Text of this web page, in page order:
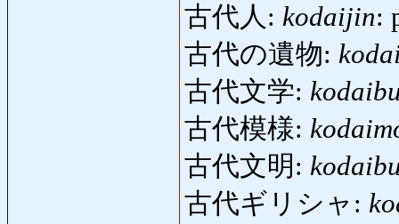
古代人: kodaijin:
古代の遺物:
古代文学:
古代模様:
古代文明:
古代ギリシャ: